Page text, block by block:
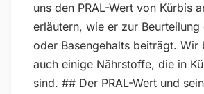
uns den PRAL-Wert von Kürbis
erläutern, wie er zur Beurteilung
oder Basengehalts beiträgt. Wir
auch einige Nährstoffe, die in
sind. ## Der PRAL-Wert und